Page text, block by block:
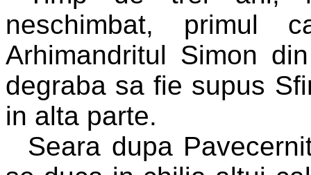
neschimbat, primul
Arhimandritul Simon
degraba sa fie supus
in alta parte.
Seara dupa